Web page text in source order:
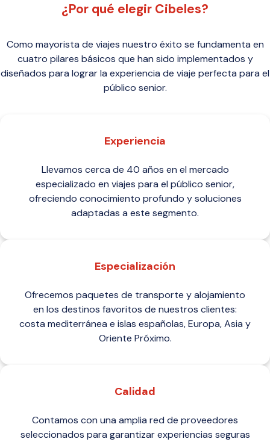
¿Por qué elegir Cibeles?
Como mayorista de viajes nuestro éxito se fundamenta en
cuatro pilares básicos que han sido implementados y
diseñados para lograr la experiencia de viaje perfecta para el
público senior.
Experiencia
Llevamos cerca de 40 años en el mercado
especializado en viajes para el público senior,
ofreciendo conocimiento profundo y soluciones
adaptadas a este segmento.
Especialización
Ofrecemos paquetes de transporte y alojamiento
en los destinos favoritos de nuestros clientes:
costa mediterránea e islas españolas, Europa, Asia y
Oriente Próximo.
Calidad
Contamos con una amplia red de proveedores
seleccionados para garantizar experiencias seguras